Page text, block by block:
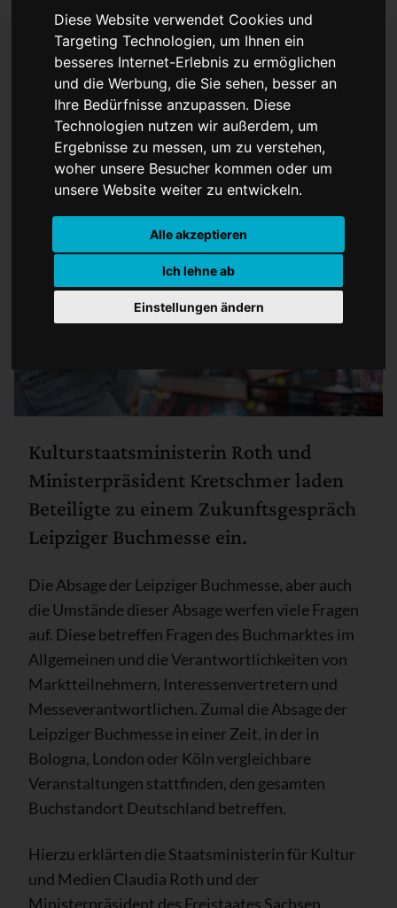
Diese Website verwendet Cookies und
Targeting Technologien, um Ihnen ein
besseres Internet-Erlebnis zu ermöglichen
und die Werbung, die Sie sehen, besser an
Ihre Bedürfnisse anzupassen. Diese
Technologien nutzen wir außerdem, um
Ergebnisse zu messen, um zu verstehen,
woher unsere Besucher kommen oder um
unsere Website weiter zu entwickeln.
Alle akzeptieren
Ich lehne ab
Einstellungen ändern
Zukunftsgespräch
Leipziger Buchmesse
Kulturstaatsministerin Roth und
Ministerpräsident Kretschmer laden
Beteiligte zu einem Zukunftsgespräch
Leipziger Buchmesse ein.
Die Absage der Leipziger Buchmesse, aber auch
die Umstände dieser Absage werfen viele Fragen
auf. Diese betreffen Fragen des Buchmarktes im
Allgemeinen und die Verantwortlichkeiten von
Marktteilnehmern, Interessenvertretern und
Messeverantwortlichen. Zumal die Absage der
Leipziger Buchmesse in einer Zeit, in der in
Bologna, London oder Köln vergleichbare
Veranstaltungen stattfinden, den gesamten
Buchstandort Deutschland betreffen.
Hierzu erklärten die Staatsministerin für Kultur
und Medien Claudia Roth und der
Ministerpräsident des Freistaates Sachsen